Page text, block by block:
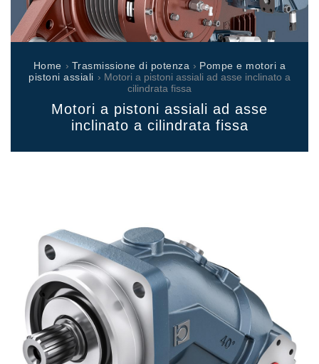
APPLICAZIONI
RETE VENDITA
LAVORA CON NOI
DOCUMENTAZIONE
Trasmissione di potenza
Alberi cardanici
Scatole ingranaggi prodotte per Bondioli & Pavesi
Scatole ingranaggi ad assi paralleli
Scatole ingranaggi Speciali
Scatole Pump Drive
Motori Orbitali prodotti per Bondioli & Pavesi
Sistemi di accoppiamento
Controllo
Circuiti idraulici Integrati
Valvole di controllo direzionale
Valvole a cartuccia
Valvole in linea
Home › Trasmissione di potenza › Pompe e motori a
pistoni assiali › Motori a pistoni assiali ad asse inclinato a
cilindrata fissa
Motori a pistoni assiali ad asse
inclinato a cilindrata fissa